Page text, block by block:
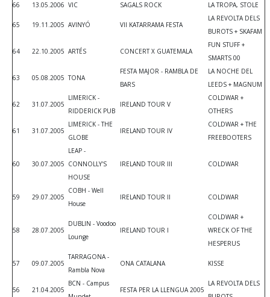
66 13.05.2006 VIC SAGALS ROCK LA TROPA, STOLE
65 19.11.2005 AVINYÓ VII KATARRAMA FESTA
LA REVOLTA DELS
BUROTS + SKAFAM
64 22.10.2005 ARTÉS CONCERT X GUATEMALA
FUN STUFF +
SMARTS 00
63 05.08.2005 TONA
FESTA MAJOR - RAMBLA DE
BARS
LA NOCHE DEL
LEEDS + MAGNUM
62 31.07.2005
LIMERICK -
RIDDERICK PUB
IRELAND TOUR V
COLDWAR +
OTHERS
61 31.07.2005
LIMERICK - THE
GLOBE
IRELAND TOUR IV
COLDWAR + THE
FREEBOOTERS
60 30.07.2005
LEAP -
CONNOLLY'S
HOUSE
IRELAND TOUR III COLDWAR
59 29.07.2005
COBH - Well
House
IRELAND TOUR II COLDWAR
58 28.07.2005
DUBLIN - Voodoo
Lounge
IRELAND TOUR I
COLDWAR +
WRECK OF THE
HESPERUS
57 09.07.2005
TARRAGONA -
Rambla Nova
ONA CATALANA KISSE
56 21.04.2005
BCN - Campus
FESTA PER LA LLENGUA 2005
LA REVOLTA DELS